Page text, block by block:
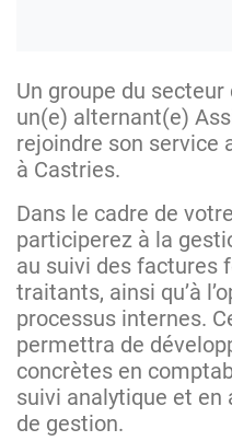
Un groupe du
un(e) alternant(e)
rejoindre son
à Castries.
Dans le cadre de votre
participerez à la
au suivi des factures
traitants, ainsi qu’à
processus internes.
permettra de
concrètes en
suivi analytique et
de gestion.